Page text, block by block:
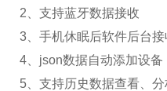
2、支持蓝牙数据接收
3、手机休眠后软件后台接
4、json数据自动添加设备
5、支持历史数据查看、分